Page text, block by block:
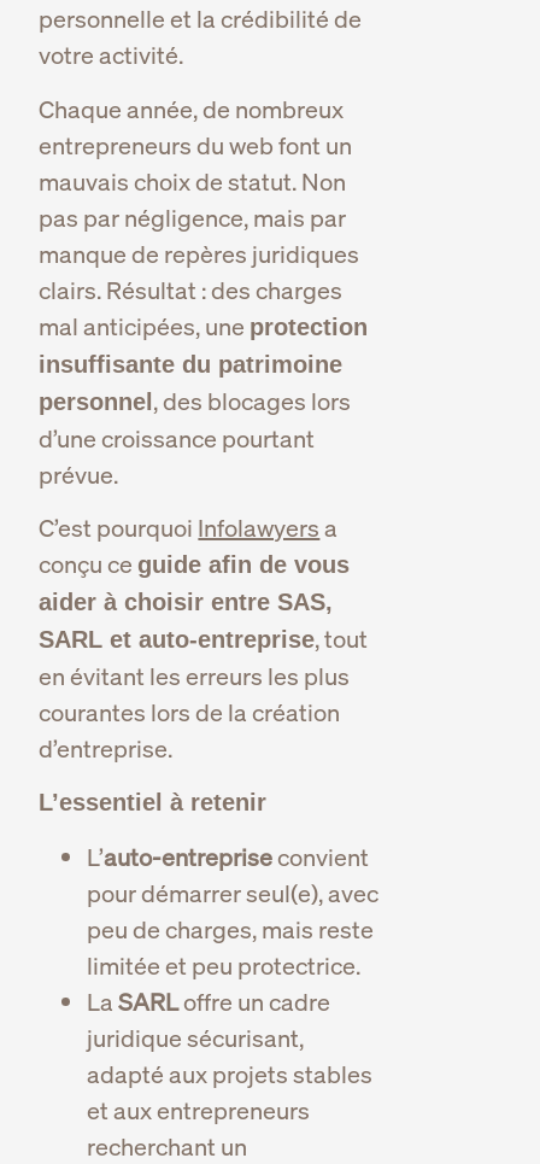
personnelle et la crédibilité de
votre activité.
Chaque année, de nombreux
entrepreneurs du web font un
mauvais choix de statut. Non
pas par négligence, mais par
manque de repères juridiques
clairs. Résultat : des charges
mal anticipées, une protection
insuffisante du patrimoine
personnel, des blocages lors
d’une croissance pourtant
prévue.
C’est pourquoi Infolawyersa
conçu ce guide afin de vous
aider à choisir entre SAS,
SARL et auto-entreprise, tout
en évitant les erreurs les plus
courantes lors de la création
d’entreprise.
L’essentiel à retenir
L’auto-entrepriseconvient
pour démarrer seul(e), avec
peu de charges, mais reste
limitée et peu protectrice.
LaSARLoffre un cadre
juridique sécurisant,
adapté aux projets stables
et aux entrepreneurs
recherchant un